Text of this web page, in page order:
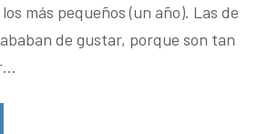
más pequeños (un año). Las de
de gustar, porque son tan